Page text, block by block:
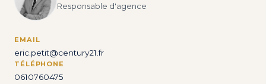
Responsable d'agence
EMAIL
eric.petit@century21.fr
TÉLÉPHONE
0610760475